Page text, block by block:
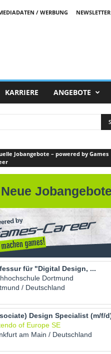
/ WERBUNG
NEWSLETTER
KARRIERE ANGEBOTE
Jobangebote – powered by Games